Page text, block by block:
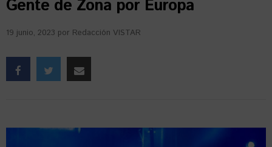
Gente de Zona por Europa
19 junio, 2023 por Redacción VISTAR